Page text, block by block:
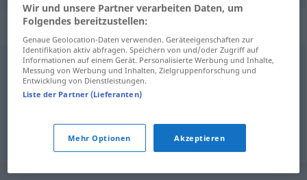
Synonyme für "aufrufen"
auffordern
© OpenThesaurus.de
Wir und unsere Partner verarbeiten Daten, um
Folgendes bereitzustellen:
Genaue Geolocation-Daten verwenden. Geräteeigenschaften zur
Identifikation aktiv abfragen. Speichern von und/oder Zugriff auf
Informationen auf einem Gerät. Personalisierte Werbung und Inhalte,
Messung von Werbung und Inhalten, Zielgruppenforschung und
Entwicklung von Dienstleistungen.
Liste der Partner (Lieferanten)
Mehr Optionen Akzeptieren